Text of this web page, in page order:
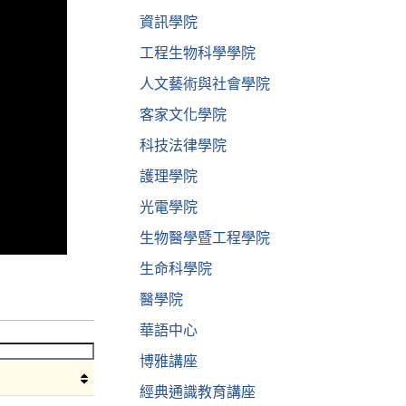
資訊學院
工程生物科學學院
人文藝術與社會學院
客家文化學院
科技法律學院
護理學院
光電學院
生物醫學暨工程學院
生命科學院
醫學院
華語中心
博雅講座
經典通識教育講座